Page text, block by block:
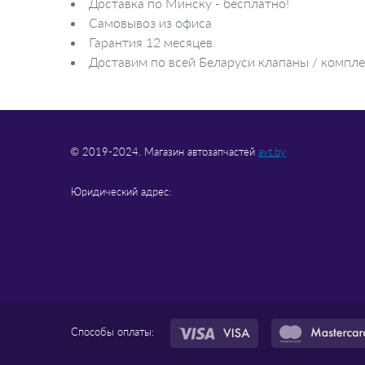
Лампа для чтения
Самовывоз из офиса
Гарантия 12 месяцев
Доставим по всей Беларуси клапаны /
© 2019-2024. Магазин автозапчастей avt.by
Юридический адрес:
Способы оплаты: